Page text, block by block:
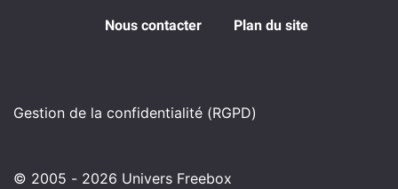
Nous contacter Plan du site
Gestion de la confidentialité (RGPD)
© 2005 - 2026 Univers Freebox